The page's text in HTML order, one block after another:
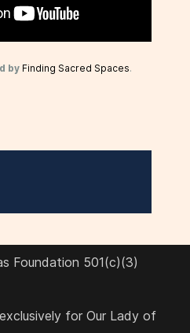
by Finding Sacred Spaces.
Foundation 501(c)(3)
for Our Lady of